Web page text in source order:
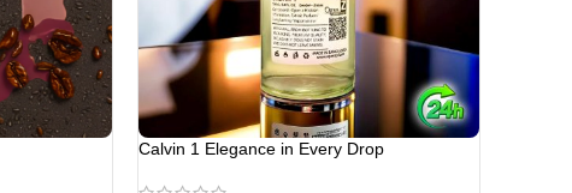
Calvin 1 Elegance in Every Drop